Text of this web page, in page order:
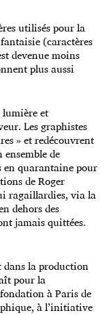
utilisés pour la
(caractères
devenue moins
plus aussi
lumière et
Les graphistes
» et redécouvrent
de
en quarantaine pour
de Roger
ragaillardies, via la
dehors des
jamais quittées.
dans la production
pour la
à Paris de
à l’initiative